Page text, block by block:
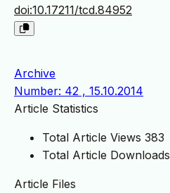
doi:10.17211/tcd.84952
Archive
Number: 42 , 15.10.2014
Article Statistics
Total Article Views 383
Total Article Downloads
Article Files